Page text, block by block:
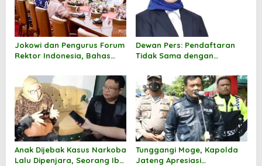
Jokowi dan Pengurus Forum
Rektor Indonesia, Bahas
2045
Dewan Pers: Pendaftaran
Tidak Sama dengan
Anak Dijebak Kasus Narkoba
Lalu Dipenjara, Seorang Ibu
Tunggangi Moge, Kapolda
Jateng Apresiasi